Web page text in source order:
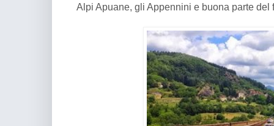
Alpi Apuane, gli Appennini e buona parte del